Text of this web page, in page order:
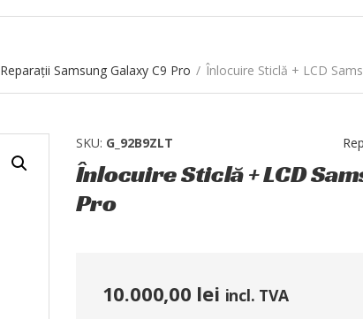
Reparații Samsung Galaxy C9 Pro / Înlocuire Sticlă + LCD
SKU: G_92B9ZLT
Înlocuire Sticlă + LCD
Pro
10.000,00 lei incl. TVA